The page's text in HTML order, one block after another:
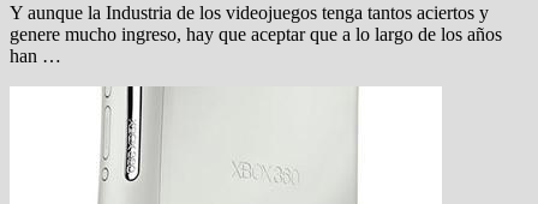
Y aunque la Industria de los videojuegos tenga tantos aciertos y
genere mucho ingreso, hay que aceptar que a lo largo de los años
han …